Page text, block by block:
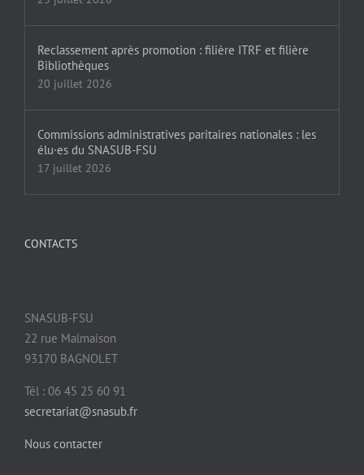
Reclassement après promotion : filière ITRF et filière
Bibliothèques
20 juillet 2026
Commissions administratives paritaires nationales : les
élu·es du SNASUB-FSU
17 juillet 2026
CONTACTS
SNASUB-FSU
22 rue Malmaison
93170 BAGNOLET
Tél : 06 45 25 60 91
secretariat@snasub.fr
Nous contacter